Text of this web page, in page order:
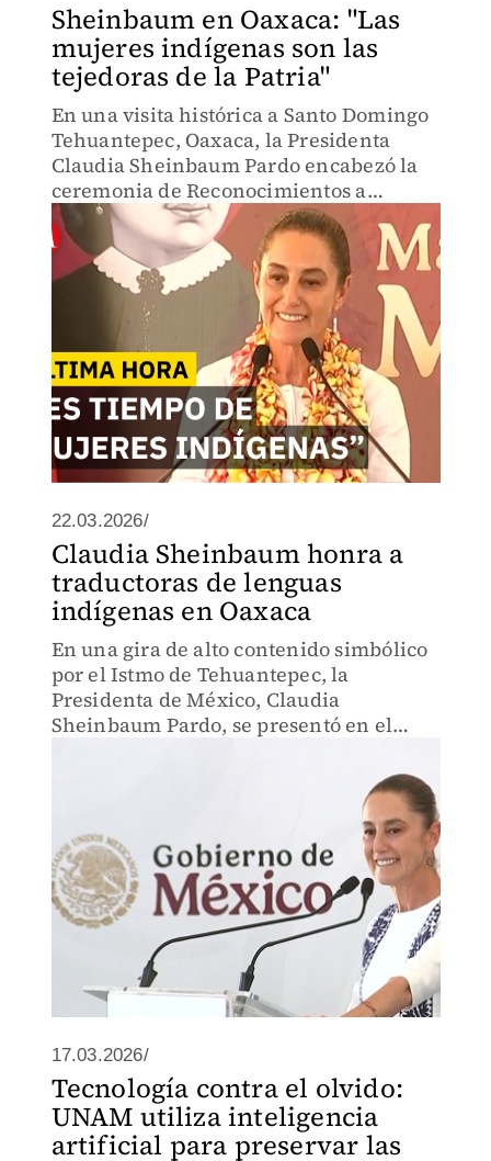
Sheinbaum en Oaxaca: "Las
mujeres indígenas son las
tejedoras de la Patria"
En una visita histórica a Santo Domingo
Tehuantepec, Oaxaca, la Presidenta
Claudia Sheinbaum Pardo encabezó la
ceremonia de Reconocimientos a
Mujeres Traductoras de las Lenguas
Indígenas Nacionales.
22.03.2026/
Claudia Sheinbaum honra a
traductoras de lenguas
indígenas en Oaxaca
En una gira de alto contenido simbólico
por el Istmo de Tehuantepec, la
Presidenta de México, Claudia
Sheinbaum Pardo, se presentó en el
17.03.2026/
Tecnología contra el olvido:
UNAM utiliza inteligencia
artificial para preservar las